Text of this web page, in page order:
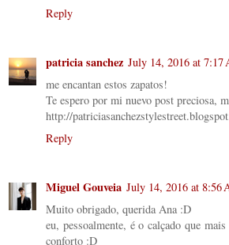
Reply
patricia sanchez July 14, 2016 at 7:17
me encantan estos zapatos!
Te espero por mi nuevo post preciosa,
http://
Reply
Miguel Gouveia July 14, 2016 at 8:56
Muito obrigado, querida Ana :D
eu, pessoalmente, é o calçado que
conforto :D